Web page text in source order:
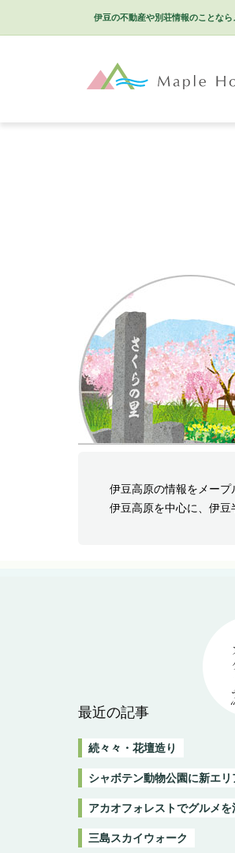
伊豆の不動産や別荘情報のことなら
伊豆高原の情報をメープ
伊豆高原を中心に、伊豆
最近の記事
続々々・花壇造り
シャボテン動物公園に新エリ
アカオフォレストでグルメを
三島スカイウォーク